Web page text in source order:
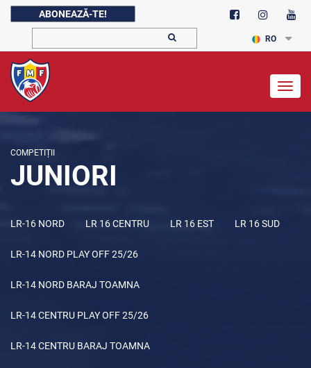
ABONEAZĂ-TE!
RO
COMPETIȚII
JUNIORI
LR-16 NORD LR 16 CENTRU LR 16 EST LR 16 SUD
LR-14 NORD PLAY OFF 25/26
LR-14 NORD BARAJ TOAMNA
LR-14 CENTRU PLAY OFF 25/26
LR-14 CENTRU BARAJ TOAMNA